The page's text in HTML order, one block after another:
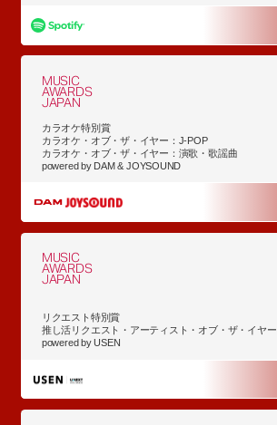
MUSIC
AWARDS
JAPAN
カラオケ特別賞
カラオケ・オブ・ザ・イヤー：J-POP
カラオケ・オブ・ザ・イヤー：演歌・歌謡曲
powered by DAM & JOYSOUND
MUSIC
AWARDS
JAPAN
リクエスト特別賞
推し活リクエスト・アーティスト・オブ・ザ・イヤー
powered by USEN